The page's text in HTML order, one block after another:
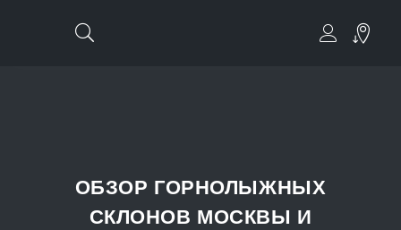
ОБЗОР ГОРНОЛЫЖНЫХ
СКЛОНОВ МОСКВЫ И